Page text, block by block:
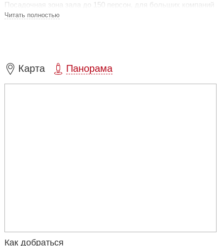
Посадочная зона зала до 150 персон, для больших компаний
предлагается зона лобио бара, где можно разместить
дополнительную посадку. Светлый уютный зал правильной
освещение, 2 фотозоны - сделают праздник незабываемым.
В Академии Вкуса так же открыто направление выездных
Читать полностью
Карта Панорама
Как добраться